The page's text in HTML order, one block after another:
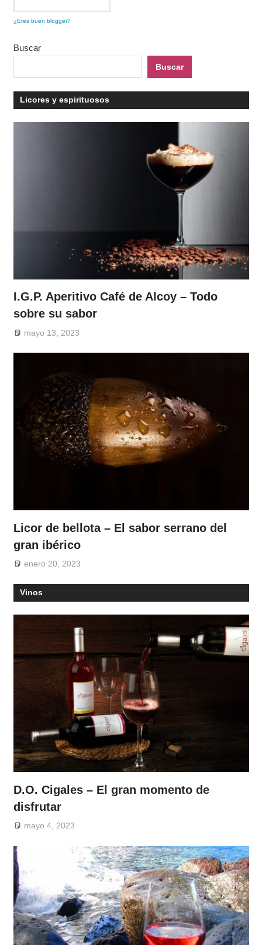
¿Eres buen blogger?
Buscar
Buscar
Licores y espirituosos
I.G.P. Aperitivo Café de Alcoy – Todo
sobre su sabor
mayo 13, 2023
Licor de bellota – El sabor serrano del
gran ibérico
enero 20, 2023
Vinos
D.O. Cigales – El gran momento de
disfrutar
mayo 4, 2023